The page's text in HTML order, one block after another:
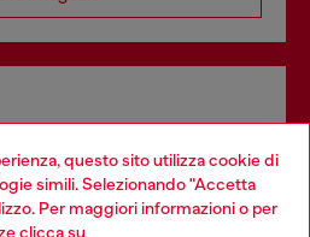
questo sito utilizza cookie di
simili. Selezionando "Accetta
Per maggiori informazioni o per
clicca su
sostiene progetti concreti per
ed emergenze in tutto il mondo.